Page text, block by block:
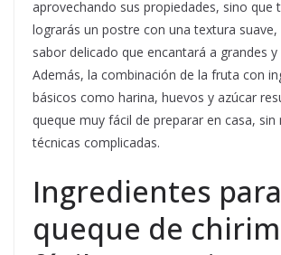
aprovechando sus propiedades, sino que
lograrás un postre con una textura suave,
sabor delicado que encantará a grandes y
Además, la combinación de la fruta con
básicos como harina, huevos y azúcar
queque muy fácil de preparar en casa, sin
técnicas complicadas.
Ingredientes
queque de